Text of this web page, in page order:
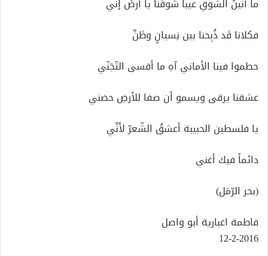
ما أنينُ الشّوقِ عيباً شَوقَنا يا أرضُ إنّي
فكلانا قَد ذُبِحنا بين نِسيانٍ وظَنِّ
حطموا فينا الأماني آهِ ما أقسى التّجَنّي
عشقنا يرقى ويسمو أن صفا للأرضِ حضني
يا فلسطين الحبيبة أعشقُ الشّعرّ لأَنِّي
دائماً فيك أغني
(بحر الرّمَل)
فاطمة اغبارية أبو واصل
12-2-2016